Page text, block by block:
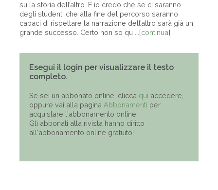
sulla storia dell’altro. E io credo che se ci saranno
degli studenti che alla fine del percorso saranno
capaci di rispettare la narrazione dell’altro sarà già un
grande successo. Certo non so qu ...[continua]
Esegui il login per visualizzare il testo
completo.
Se sei un abbonato online, clicca qui accedere,
oppure vai alla pagina Abbonamenti per
acquistare l'abbonamento online.
Gli abbonati alla rivista hanno diritto
all'abbonamento online gratuito!